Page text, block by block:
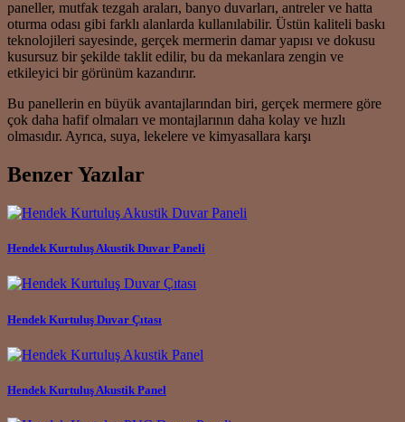
paneller, mutfak tezgah araları, banyo duvarları, antreler ve hatta
oturma odası gibi farklı alanlarda kullanılabilir. Üstün kaliteli baskı
teknolojileri sayesinde, gerçek mermerin damar yapısı ve dokusu
kusursuz bir şekilde taklit edilir, bu da mekanlara zengin ve
etkileyici bir görünüm kazandırır.
Bu panellerin en büyük avantajlarından biri, gerçek mermere göre
çok daha hafif olmaları ve montajlarının daha kolay ve hızlı
olmasıdır. Ayrıca, suya, lekelere ve kimyasallara karşı
Benzer Yazılar
Hendek Kurtuluş Akustik Duvar Paneli
Hendek Kurtuluş Duvar Çıtası
Hendek Kurtuluş Akustik Panel